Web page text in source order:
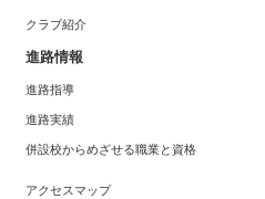
クラブ紹介
進路情報
進路指導
進路実績
併設校からめざせる職業と資格
アクセスマップ